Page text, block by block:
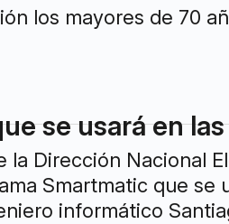
los mayores de 70
se usará en
la Dirección Nacional
Smartmatic que se
informático